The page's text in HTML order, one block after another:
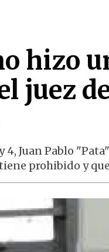
hizo
juez
4, Juan Pablo
prohibido y